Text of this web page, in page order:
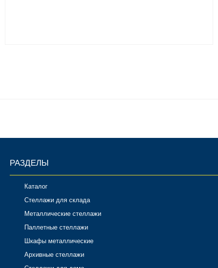
РАЗДЕЛЫ
Каталог
Стеллажи для склада
Металлические стеллажи
Паллетные стеллажи
Шкафы металлические
Архивные стеллажи